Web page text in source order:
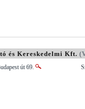
és Kereskedelmi Kft.
út 69.